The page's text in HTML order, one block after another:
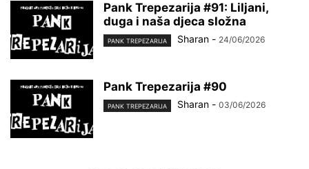
Pank Trepezarija #91: Liljani,
duga i naša djeca složna
PANK TREPEZARIJA Sharan - 24/06/2026
Pank Trepezarija #90
PANK TREPEZARIJA Sharan - 03/06/2026